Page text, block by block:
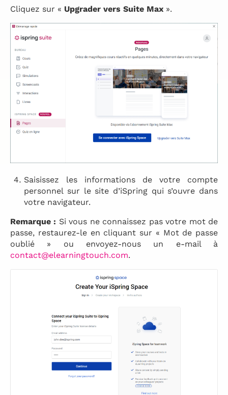
Cliquez sur « Upgrader vers Suite Max ».
Saisissez les informations de votre compte
personnel sur le site d’iSpring qui s’ouvre dans
votre navigateur.
Remarque : Si vous ne connaissez pas votre mot de
passe, restaurez-le en cliquant sur « Mot de passe
oublié » ou envoyez-nous un e-mail à
contact@elearningtouch.com.